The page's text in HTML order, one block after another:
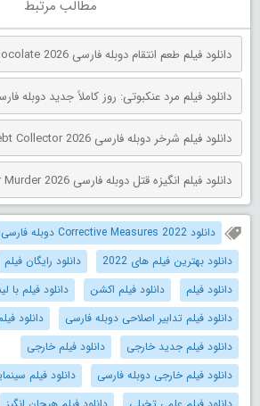
مطالب مرتبط
دانلود فیلم طعم انتقام دوبله فارسی One Spoon of Chocolate 2026
دانلود فیلم شرخر دوبله فارسی The Debt Collector 2026
دانلود فیلم انگیزه قتل دوبله فارسی M4M: Motive for Murder 2026
دانلود Corrective Measures 2022 دوبله فارسی
دانلود بهترین فیلم های 2022
دانلود رایگان فیلم
دانلود فیلم
دانلود فیلم اکشن
دانلود فیلم با
دانلود فیلم تدابیر اصلاحی دوبله فارسی
دانلود
دانلود فیلم جدید خارجی
دانلود فیلم خارجی
دانلود فیلم خارجی دوبله فارسی
دانلود فیلم